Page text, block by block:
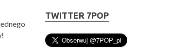
TWITTER 7POP